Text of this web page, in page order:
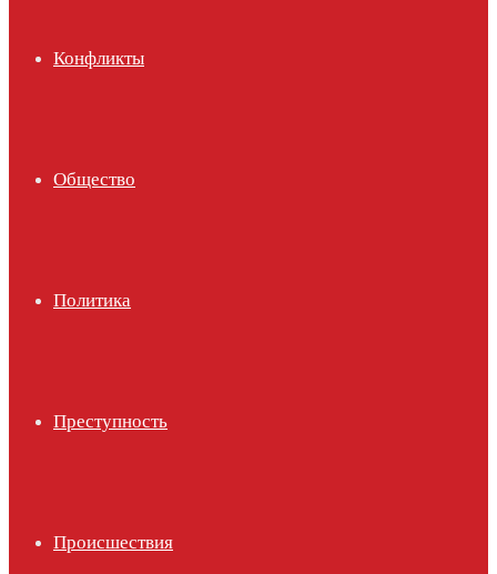
Конфликты
Общество
Политика
Преступность
Происшествия